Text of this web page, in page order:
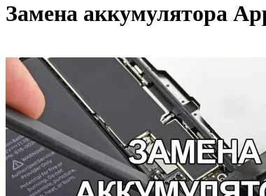
Замена аккумулятора